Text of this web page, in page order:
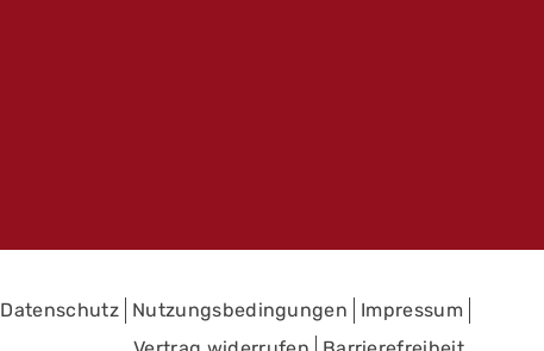
Datenschutz Nutzungsbedingungen
Impressum